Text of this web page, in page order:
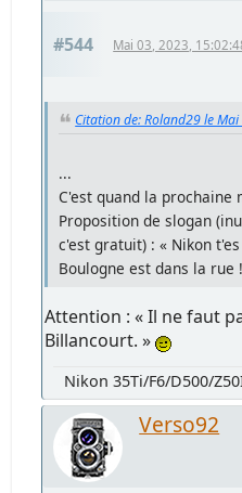
#544 Mai 03, 2023,
Citation de: Roland29 le
...
C'est quand la prochaine
Proposition de slogan
c'est gratuit) : « Nikon
Boulogne est dans la
Attention : « Il ne faut
Billancourt. »
Nikon 35Ti/F6/D500/
Verso92